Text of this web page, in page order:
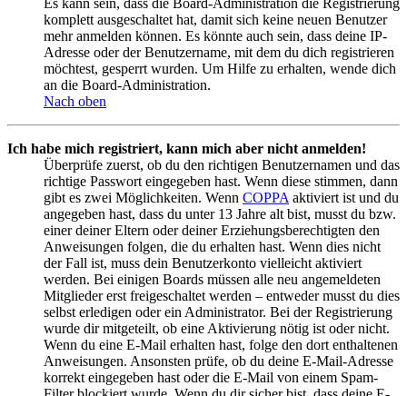
komplett ausgeschaltet hat, damit sich keine neuen Benutzer
mehr anmelden können. Es könnte auch sein, dass deine IP-
Adresse oder der Benutzername, mit dem du dich registrieren
möchtest, gesperrt wurden. Um Hilfe zu erhalten, wende dich
an die Board-Administration.
Nach oben
Ich habe mich registriert, kann mich aber nicht anmelden!
Überprüfe zuerst, ob du den richtigen Benutzernamen und das
richtige Passwort eingegeben hast. Wenn diese stimmen, dann
gibt es zwei Möglichkeiten. Wenn COPPA aktiviert ist und du
angegeben hast, dass du unter 13 Jahre alt bist, musst du bzw.
einer deiner Eltern oder deiner Erziehungsberechtigten den
Anweisungen folgen, die du erhalten hast. Wenn dies nicht
der Fall ist, muss dein Benutzerkonto vielleicht aktiviert
werden. Bei einigen Boards müssen alle neu angemeldeten
Mitglieder erst freigeschaltet werden – entweder musst du dies
selbst erledigen oder ein Administrator. Bei der Registrierung
wurde dir mitgeteilt, ob eine Aktivierung nötig ist oder nicht.
Wenn du eine E-Mail erhalten hast, folge den dort enthaltenen
Anweisungen. Ansonsten prüfe, ob du deine E-Mail-Adresse
korrekt eingegeben hast oder die E-Mail von einem Spam-